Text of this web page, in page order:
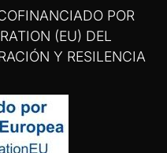
POR
(EU) DEL
Y RESILENCIA